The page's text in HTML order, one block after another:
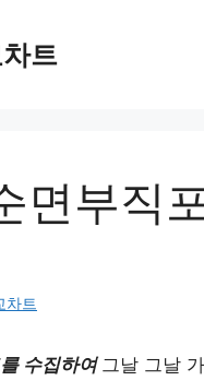
트
면부직
차트
수집하여 그날 그날